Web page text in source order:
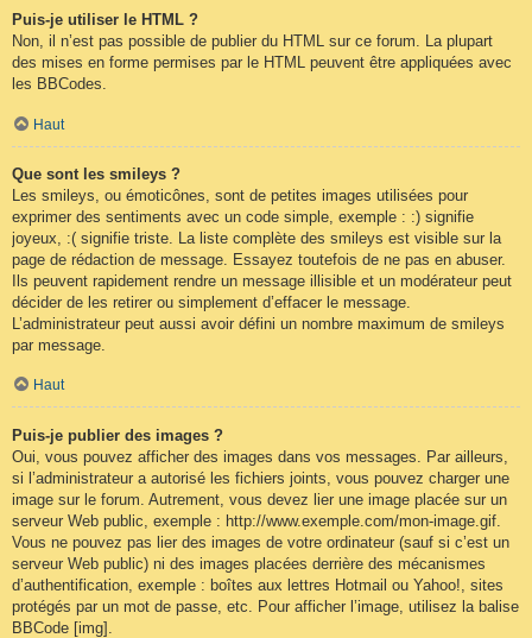
Puis-je utiliser le HTML ?
Non, il n’est pas possible de publier du HTML sur ce forum. La plupart
des mises en forme permises par le HTML peuvent être appliquées avec
les BBCodes.
Haut
Que sont les smileys ?
Les smileys, ou émoticônes, sont de petites images utilisées pour
exprimer des sentiments avec un code simple, exemple : :) signifie
joyeux, :( signifie triste. La liste complète des smileys est visible sur la
page de rédaction de message. Essayez toutefois de ne pas en abuser.
Ils peuvent rapidement rendre un message illisible et un modérateur peut
décider de les retirer ou simplement d’effacer le message.
L’administrateur peut aussi avoir défini un nombre maximum de smileys
par message.
Haut
Puis-je publier des images ?
Oui, vous pouvez afficher des images dans vos messages. Par ailleurs,
si l’administrateur a autorisé les fichiers joints, vous pouvez charger une
image sur le forum. Autrement, vous devez lier une image placée sur un
serveur Web public, exemple : http://www.exemple.com/mon-image.gif.
Vous ne pouvez pas lier des images de votre ordinateur (sauf si c’est un
serveur Web public) ni des images placées derrière des mécanismes
d’authentification, exemple : boîtes aux lettres Hotmail ou Yahoo!, sites
protégés par un mot de passe, etc. Pour afficher l’image, utilisez la balise
BBCode [img].